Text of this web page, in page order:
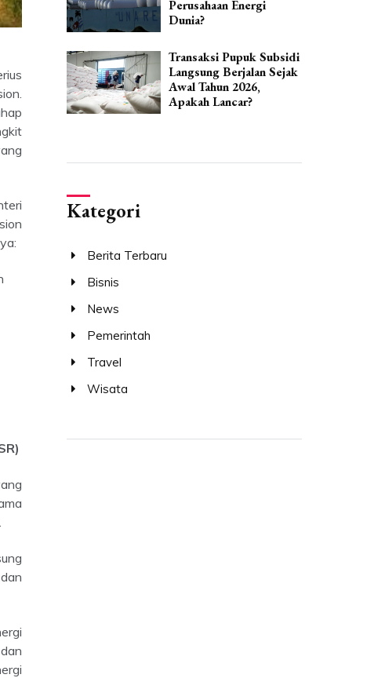
Perusahaan Energi
Dunia?
Transaksi Pupuk Subsidi
Langsung Berjalan Sejak
Awal Tahun 2026,
Apakah Lancar?
Kategori
Berita Terbaru
Bisnis
News
Pemerintah
Travel
Wisata